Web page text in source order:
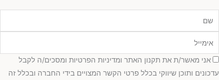
אני מאשר/ת את תקנון האתר ומדיניות הפרטיות ומסכים/ה לקבל
ותוכן שיווקי בכלל פרטי הקשר המצויים בידי החברה ובכלל זה